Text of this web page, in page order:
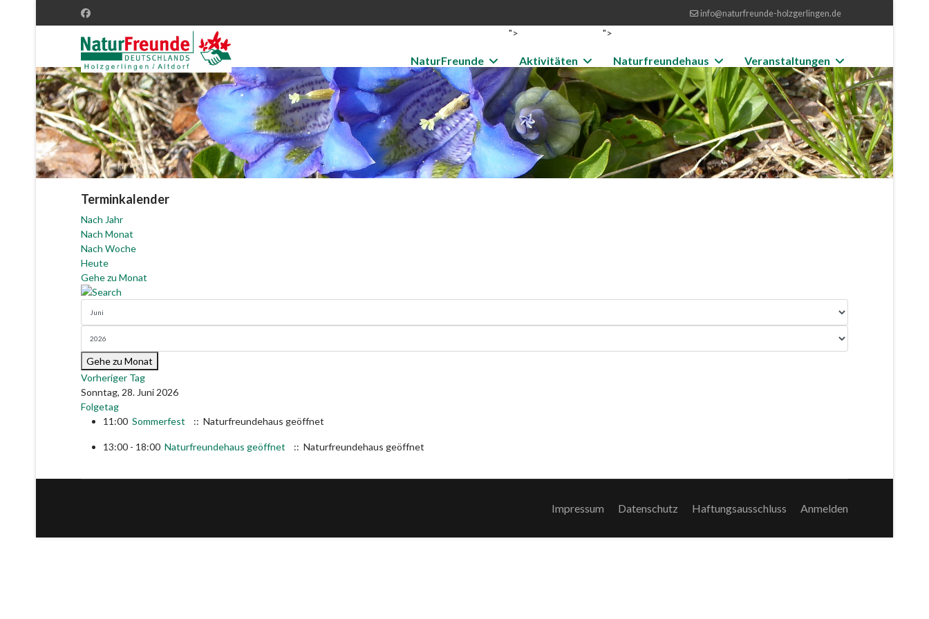
info@naturfreunde-holzgerlingen.de
NaturFreunde
">
Aktivitäten
">
Naturfreundehaus Veranstaltungen
Terminkalender
Nach Jahr
Nach Monat
Nach Woche
Heute
Gehe zu Monat
Gehe zu Monat
Vorheriger Tag
Sonntag, 28. Juni 2026
Folgetag
11:00 Sommerfest :: Naturfreundehaus geöffnet
13:00 - 18:00 Naturfreundehaus geöffnet :: Naturfreundehaus geöffnet
Impressum Datenschutz Haftungsausschluss Anmelden